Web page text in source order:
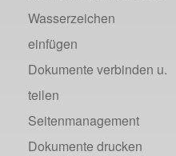
Wasserzeichen
einfügen
Dokumente verbinden u.
teilen
Seitenmanagement
Dokumente drucken